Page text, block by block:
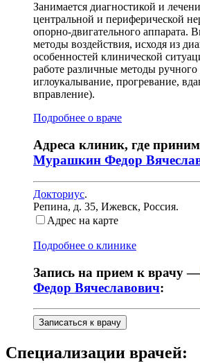
Занимается диагностикой и
центральной и периферической
опорно-двигательного аппарата.
методы воздействия, исходя из
особенностей клинической
работе различные методы ручного
иглоукалывание, прогревание,
вправление).
Подробнее о враче
Адреса клиник, где
Мурашкин Федор
Докториус.
Репина, д. 35, Ижевск, Россия.
Адрес на карте
Подробнее о клинике
Запись на прием к врачу —
Федор Вячеславович:
Записаться к врачу
Специализации врачей: